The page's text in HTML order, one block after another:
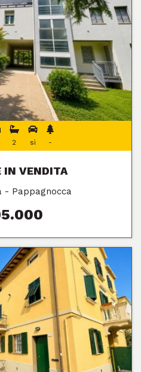
2 sì -
IN VENDITA
- Pappagnocca